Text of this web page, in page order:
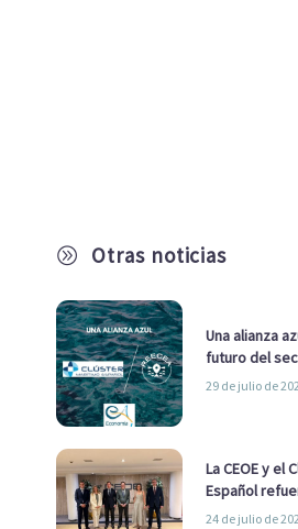
A Otras noticias
Una alianza
futuro del
29 de julio de
La CEOE y el
Español
impulsar una
24 de julio de